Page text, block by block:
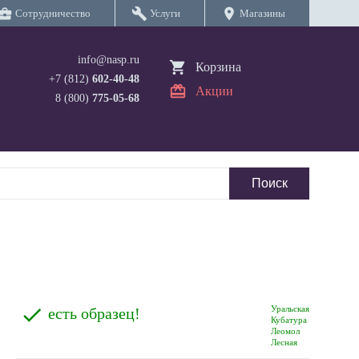
Сотрудничество build Услуги location_on Магазины
info@nasp.ru
+7 (812) 602-40-48
8 (800) 775-05-68
Корзина
Акции
Уральская
Кубатура
Леомол
Лесная
есть образец!